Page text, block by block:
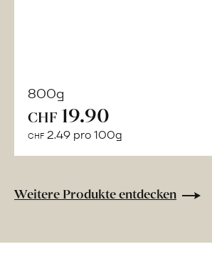
800g
CHF 19.90
CHF 2.49 pro 100g
Weitere Produkte entdecken